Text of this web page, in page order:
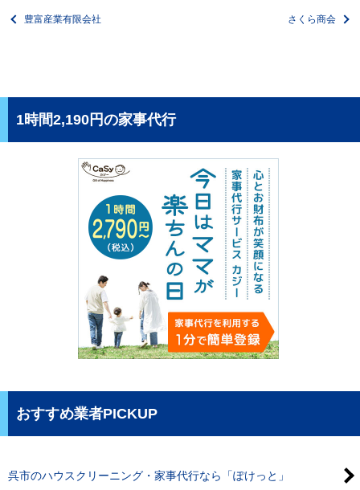
豊富産業有限会社 さくら商会
1時間2,190円の家事代行
おすすめ業者PICKUP
呉市のハウスクリーニング・家事代行なら「ぽけっと」